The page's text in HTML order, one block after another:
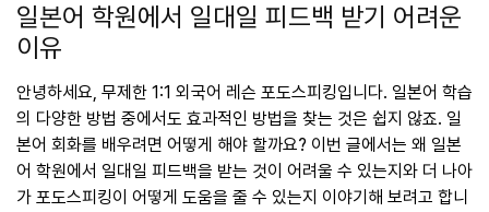
일본어 학원에서 일대일 피드백 받기 어려운
이유
안녕하세요, 무제한 1:1 외국어 레슨 포도스피킹입니다. 일본어 학습
의 다양한 방법 중에서도 효과적인 방법을 찾는 것은 쉽지 않죠. 일
본어 회화를 배우려면 어떻게 해야 할까요? 이번 글에서는 왜 일본
어 학원에서 일대일 피드백을 받는 것이 어려울 수 있는지와 더 나아
가 포도스피킹이 어떻게 도움을 줄 수 있는지 이야기해 보려고 합니